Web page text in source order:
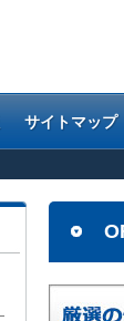
サイトマップ